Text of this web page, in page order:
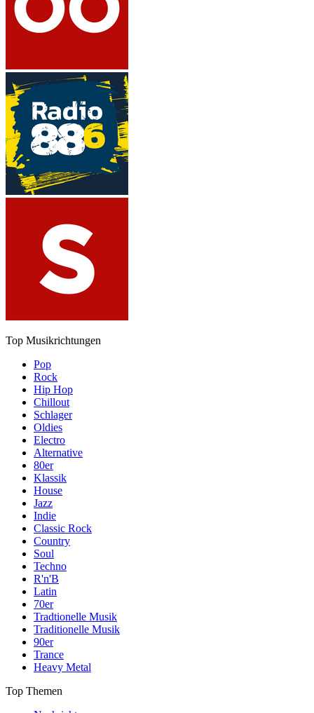
Top Musikrichtungen
Pop
Rock
Hip Hop
Chillout
Schlager
Oldies
Electro
Alternative
80er
Klassik
House
Jazz
Indie
Classic Rock
Country
Soul
Techno
R'n'B
Latin
70er
Tradtionelle Musik
Traditionelle Musik
90er
Trance
Heavy Metal
Top Themen